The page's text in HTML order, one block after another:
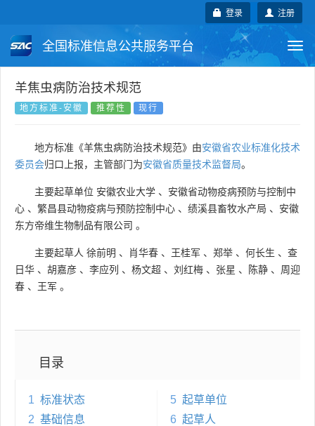
注册
登录
全国标准信息公共服务平台
国家标准 行业标准
国外标准 技术委员会
羊焦虫病防治技术规范
地方标准-安徽 推荐性 现行
地方标准《羊焦虫病防治技术规范》由安徽省农业标准化技术
委员会归口上报，主管部门为安徽省质量技术监督局。
主要起草单位 安徽农业大学 、 安徽省动物疫病预防与控制中
心 、 繁昌县动物疫病与预防控制中心 、 绩溪县畜牧水产局 、 安徽
东方帝维生物制品有限公司 。
主要起草人 徐前明 、 肖华春 、 王桂军 、 郑举 、 何长生 、 查
日华 、 胡嘉彦 、 李应列 、 杨文超 、 刘红梅 、 张星 、 陈静 、 周迎
春 、 王军 。
目录
1 标准状态
2 基础信息
5 起草单位
6 起草人